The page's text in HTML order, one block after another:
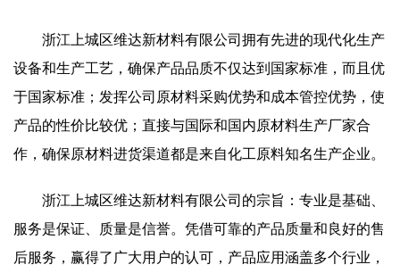
浙江上城区维达新材料有限公司拥有先进的现代化生产
设备和生产工艺，确保产品品质不仅达到国家标准，而且优
于国家标准；发挥公司原材料采购优势和成本管控优势，使
产品的性价比较优；直接与国际和国内原材料生产厂家合
作，确保原材料进货渠道都是来自化工原料知名生产企业。
浙江上城区维达新材料有限公司的宗旨：专业是基础、
服务是保证、质量是信誉。凭借可靠的产品质量和良好的售
后服务，赢得了广大用户的认可，产品应用涵盖多个行业，